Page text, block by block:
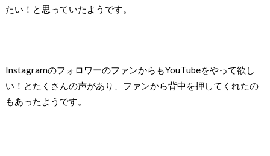
たい！と思っていたようです。
InstagramのフォロワーのファンからもYouTubeをやって欲し
い！とたくさんの声があり、ファンから背中を押してくれたの
もあったようです。